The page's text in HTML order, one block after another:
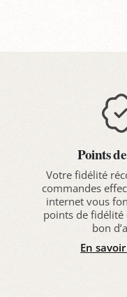
Points
Votre fidélité
commandes
internet vous
points de fidélité
bon
En